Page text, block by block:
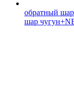
обратный
шар